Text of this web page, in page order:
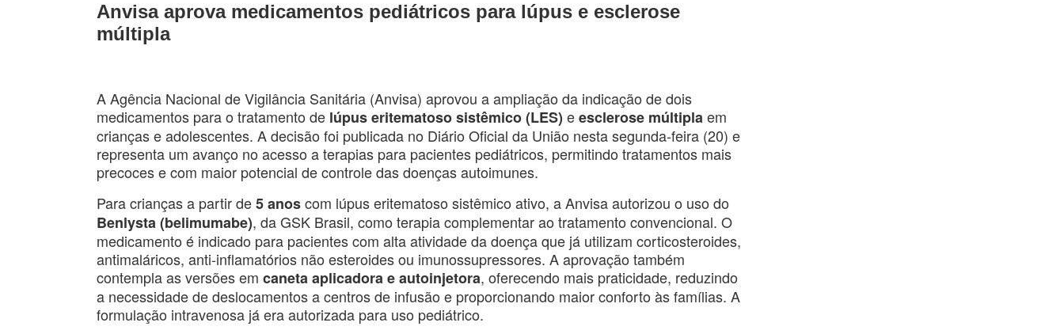
Anvisa aprova medicamentos pediátricos para lúpus e esclerose
múltipla
A Agência Nacional de Vigilância Sanitária (Anvisa) aprovou a ampliação da indicação de dois
medicamentos para o tratamento de lúpus eritematoso sistêmico (LES) eesclerose múltiplaem
crianças e adolescentes. A decisão foi publicada no Diário Oficial da União nesta segunda-feira (20) e
representa um avanço no acesso a terapias para pacientes pediátricos, permitindo tratamentos mais
precoces e com maior potencial de controle das doenças autoimunes.
Para crianças a partir de5 anoscom lúpus eritematoso sistêmico ativo, a Anvisa autorizou o uso do
Benlysta (belimumabe), da GSK Brasil, como terapia complementar ao tratamento convencional. O
medicamento é indicado para pacientes com alta atividade da doença que já utilizam corticosteroides,
antimaláricos, anti-inflamatórios não esteroides ou imunossupressores. A aprovação também
contempla as versões em caneta aplicadora e autoinjetora, oferecendo mais praticidade, reduzindo
a necessidade de deslocamentos a centros de infusão e proporcionando maior conforto às famílias. A
formulação intravenosa já era autorizada para uso pediátrico.